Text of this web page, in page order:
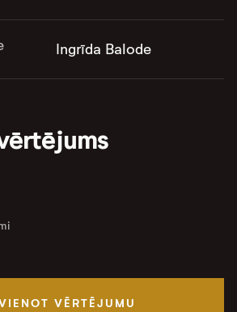
Ingrīda Balode
VĒRTĒJUMU